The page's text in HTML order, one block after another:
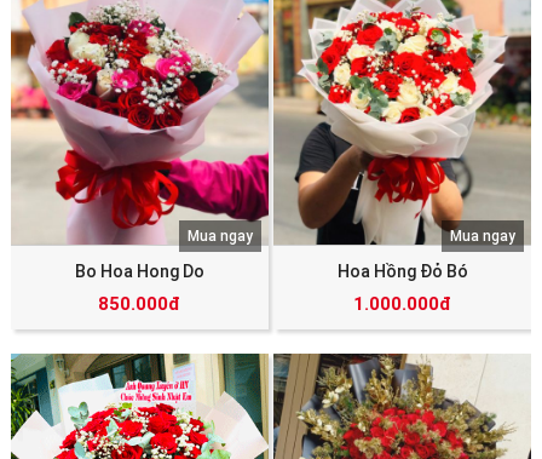
Bo Hoa Hong Do
850.000đ
Mua ngay
Hoa Hồng Đỏ Bó
1.000.000đ
Mua ngay